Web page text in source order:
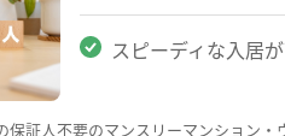
スピーディな入居
保証人不要のマンスリーマンション